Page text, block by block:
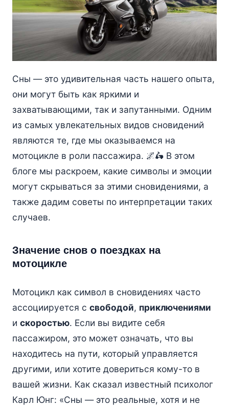
Сны — это удивительная часть нашего опыта,
они могут быть как яркими и
захватывающими, так и запутанными. Одним
из самых увлекательных видов сновидений
являются те, где мы оказываемся на
мотоцикле в роли пассажира. 🌌🛵 В этом
блоге мы раскроем, какие символы и эмоции
могут скрываться за этими сновидениями, а
также дадим советы по интерпретации таких
случаев.
Значение снов о поездках на
мотоцикле
Мотоцикл как символ в сновидениях часто
ассоциируется с свободой, приключениями
и скоростью. Если вы видите себя
пассажиром, это может означать, что вы
находитесь на пути, который управляется
другими, или хотите довериться кому-то в
вашей жизни. Как сказал известный психолог
Карл Юнг: «Сны — это реальные, хотя и не